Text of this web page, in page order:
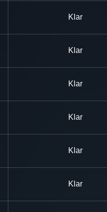
Klar
Klar
Klar
Klar
Klar
Klar